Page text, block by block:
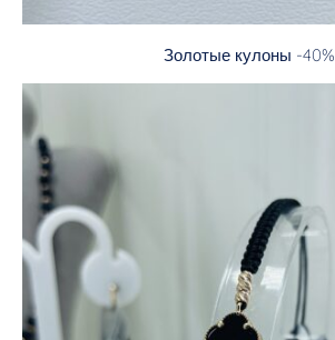
Золотые кулоны -40%